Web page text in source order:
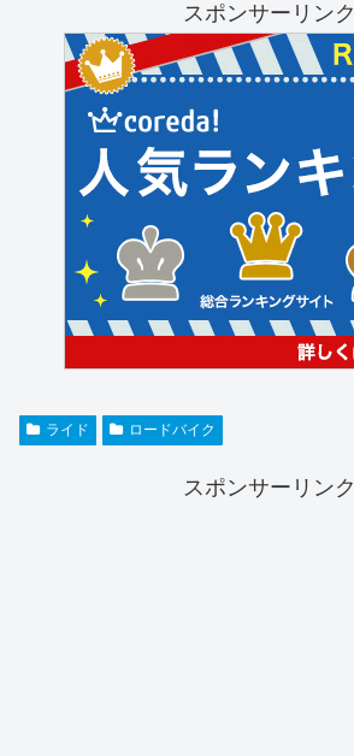
スポンサーリンク
ライド ロードバイク
スポンサーリンク